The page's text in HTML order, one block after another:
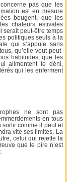
pas que les
est en mesure
bougent, que les
chaleurs estivales
serait peut-être temps
politiques seuls à la
qui s’appuie sans
qu’elle veut peut-
habitudes, que les
alimentent le déni,
qui les enferment
ne sont pas
en tous
sortir comme il peut et
vite ses limites. La
celui qui rejette la
que le pire n’est